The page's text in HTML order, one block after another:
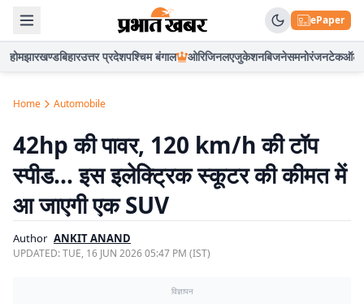
ePaper
होमझारखण्डबिहारउत्तर प्रदेशपश्चिम बंगाल ओरिजिनलएजुकेशनबिजनेसमनोरंजनटेकऑटो
Home Automobile
42hp की पावर, 120 km/h की टॉप
स्पीड… इस इलेक्ट्रिक स्कूटर की कीमत में
आ जाएगी एक SUV
Author ANKIT ANAND
UPDATED:TUE, 16 JUN 2026 05:47 PM (IST)
विज्ञापन